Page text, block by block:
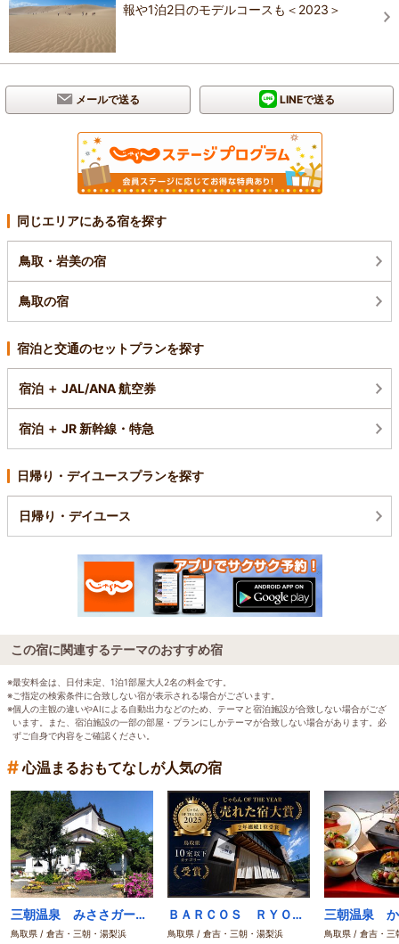
報や1泊2日のモデルコースも＜2023＞
メールで送る LINEで送る
同じエリアにある宿を探す
鳥取・岩美の宿
鳥取の宿
宿泊と交通のセットプランを探す
宿泊 ＋ JAL/ANA 航空券
宿泊 ＋ JR 新幹線・特急
日帰り・デイユースプランを探す
日帰り・デイユース
この宿に関連するテーマのおすすめ宿
※最安料金は、日付未定、1泊1部屋大人2名の料金です。
※ご指定の検索条件に合致しない宿が表示される場合がございます。
※個人の主観の違いやAIによる自動出力などのため、テーマと宿泊施設が合致しない場合がござ
います。また、宿泊施設の一部の部屋・プランにしかテーマが合致しない場合があります。必
ずご自身で内容をご確認ください。
# 心温まるおもてなしが人気の宿
三朝温泉 みささガーデンホテル
鳥取県 / 倉吉・三朝・湯梨浜
ＢＡＲＣＯＳ ＲＹＯＫＡＮ三朝荘
鳥取県 / 倉吉・三朝・湯梨浜 鳥取県 / 倉吉・三